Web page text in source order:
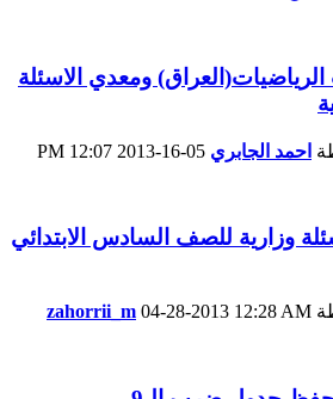
ومعدي الاسئلة
احمد الجابري
12:07 PM
وزارية للصف السادس الابتدائي
zahorrii_m 04-28-2013 12:28 AM